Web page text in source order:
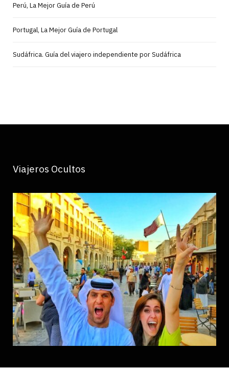
Perú, La Mejor Guía de Perú
Portugal, La Mejor Guía de Portugal
Sudáfrica. Guía del viajero independiente por Sudáfrica
Viajeros Ocultos